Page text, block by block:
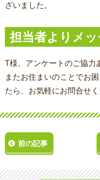
ざいました。
担当者よりメ
T様、アンケートのご協力
またお住まいのことでお
たら、お気軽にお問合せく
前の記事